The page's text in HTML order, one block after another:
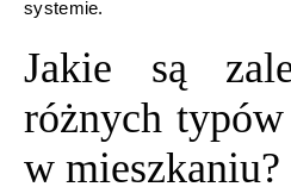
systemie.
Jakie są
różnych
w mieszkaniu?